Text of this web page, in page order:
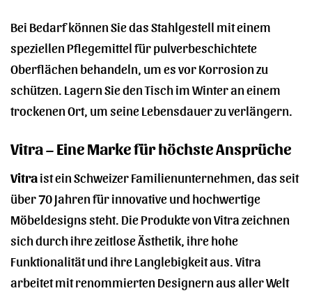
Bei Bedarf können Sie das Stahlgestell mit einem
speziellen Pflegemittel für pulverbeschichtete
Oberflächen behandeln, um es vor Korrosion zu
schützen. Lagern Sie den Tisch im Winter an einem
trockenen Ort, um seine Lebensdauer zu verlängern.
Vitra – Eine Marke für höchste Ansprüche
Vitraist ein Schweizer Familienunternehmen, das seit
über 70 Jahren für innovative und hochwertige
Möbeldesigns steht. Die Produkte von Vitra zeichnen
sich durch ihre zeitlose Ästhetik, ihre hohe
Funktionalität und ihre Langlebigkeit aus. Vitra
arbeitet mit renommierten Designern aus aller Welt